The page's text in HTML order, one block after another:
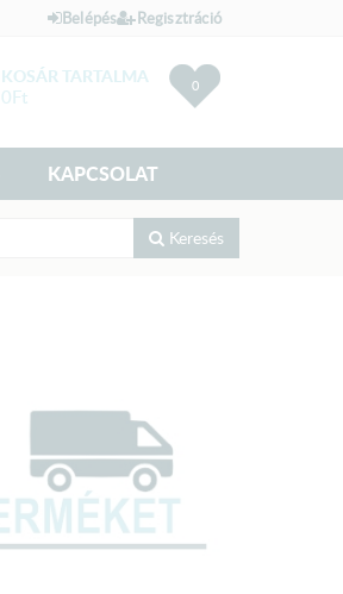
Belépés Regisztráció
0
KOSÁR TARTALMA
0Ft
KAPCSOLAT
Keresés